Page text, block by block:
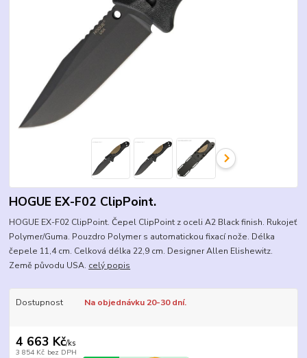
HOGUE EX-F02 ClipPoint.
HOGUE EX-F02 ClipPoint. Čepel ClipPoint z oceli A2 Black finish. Rukojeť
Polymer/Guma. Pouzdro Polymer s automatickou fixací nože. Délka
čepele 11,4 cm. Celková délka 22,9 cm. Designer Allen Elishewitz.
Země původu USA. celý popis
Dostupnost Na objednávku 20-30 dní.
4 663 Kč/ks
3 854 Kč bez DPH